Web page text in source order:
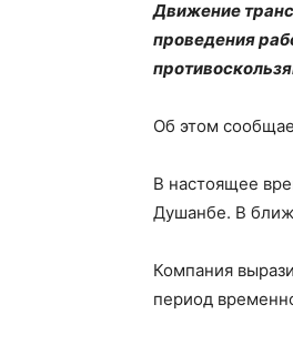
Движение
проведения
Об этом
В настоящее
Душанбе. В
Компания
период